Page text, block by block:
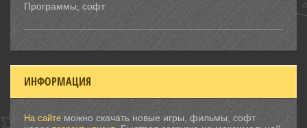
Программы, софт
ИНФОРМАЦИЯ
На сайте можно скачать новые игры, фильмы, софт